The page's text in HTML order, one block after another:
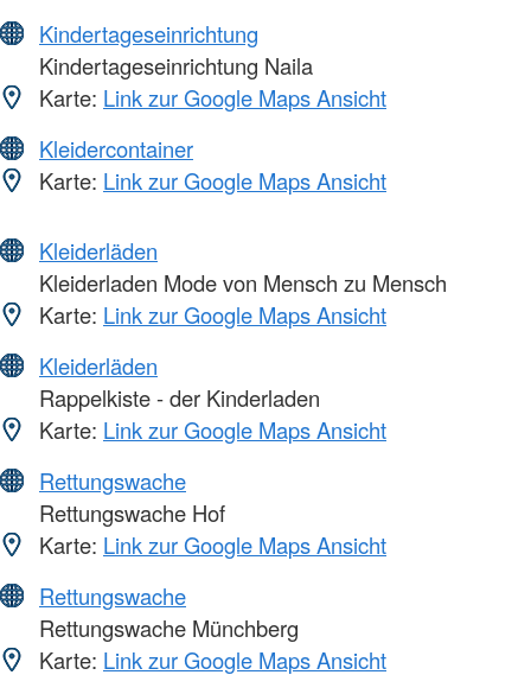
Kindertageseinrichtung
Kindertageseinrichtung Naila
Karte: Link zur Google Maps Ansicht
Kleidercontainer
Karte: Link zur Google Maps Ansicht
Kleiderläden
Kleiderladen Mode von Mensch zu Mensch
Karte: Link zur Google Maps Ansicht
Kleiderläden
Rappelkiste - der Kinderladen
Karte: Link zur Google Maps Ansicht
Rettungswache
Rettungswache Hof
Karte: Link zur Google Maps Ansicht
Rettungswache
Rettungswache Münchberg
Karte: Link zur Google Maps Ansicht